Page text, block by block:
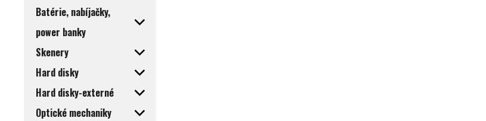
Batérie, nabíjačky,
power banky
Skenery
Hard disky
Hard disky-externé
Optické mechaniky